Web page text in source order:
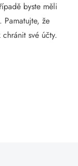
byste měli
Pamatujte, že
své účty.